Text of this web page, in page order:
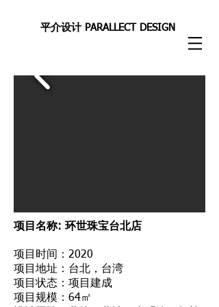
平介设计 PARALLECT DESIGN
项目名称: 环世珠宝台北店
项目时间：2020
项目地址：台北，台湾
项目状态：项目建成
项目规模：64㎡